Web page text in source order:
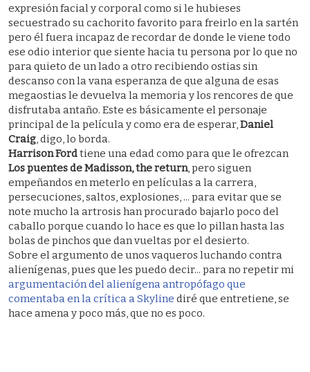
expresión facial y corporal como si le hubieses
secuestrado su cachorito favorito para freirlo en la sartén
pero él fuera incapaz de recordar de donde le viene todo
ese odio interior que siente hacia tu persona por lo que no
para quieto de un lado a otro recibiendo ostias sin
descanso con la vana esperanza de que alguna de esas
megaostias le devuelva la memoria y los rencores de que
disfrutaba antaño. Este es básicamente el personaje
principal de la película y como era de esperar, Daniel
Craig , digo, lo borda.
Harrison Fordtiene una edad como para que le ofrezcan
Los puentes de Madisson, the return, pero siguen
empeñandos en meterlo en películas a la carrera,
persecuciones, saltos, explosiones, ... para evitar que se
note mucho la artrosis han procurado bajarlo poco del
caballo porque cuando lo hace es que lo pillan hasta las
bolas de pinchos que dan vueltas por el desierto.
Sobre el argumento de unos vaqueros luchando contra
alienígenas, pues que les puedo decir... para no repetir mi
argumentación del alienígena antropófago que
comentaba en la crítica a Skyline diré que entretiene, se
hace amena y poco más, que no es poco.